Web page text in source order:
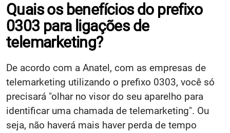
Quais os benefícios do prefixo
0303 para ligações de
telemarketing?
De acordo com a Anatel, com as empresas de
telemarketing utilizando o prefixo 0303, você só
precisará "olhar no visor do seu aparelho para
identificar uma chamada de telemarketing". Ou
seja, não haverá mais haver perda de tempo